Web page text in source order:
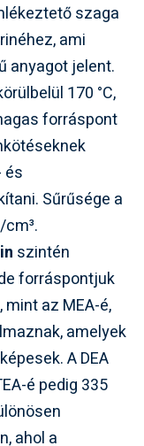
szaga
ami
anyagot jelent.
170 °C,
forráspont
és
Sűrűsége a
szintén
forráspontjuk
az MEA-é,
amelyek
A DEA
é pedig 335
ahol a